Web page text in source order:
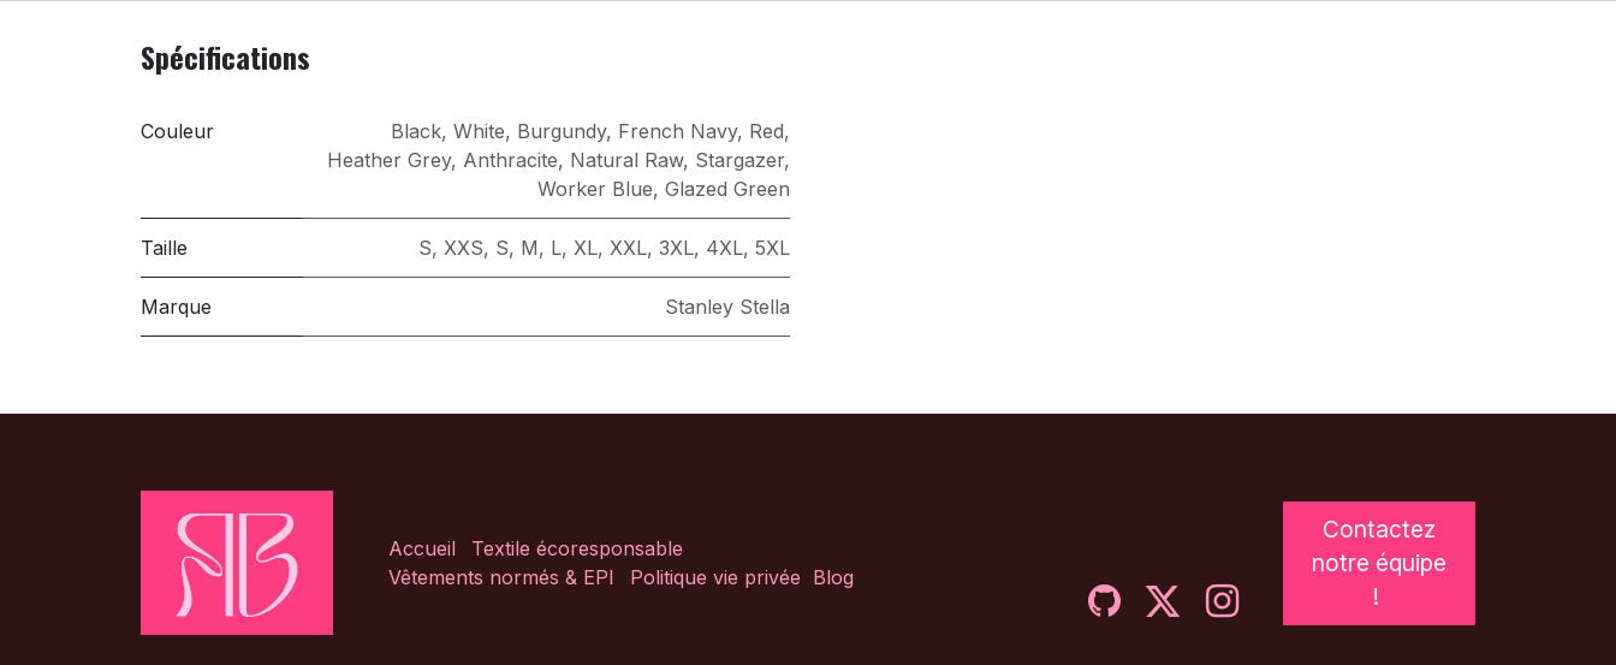
Spécifications
Couleur Black, White, Burgundy, French Navy, Red,
Heather Grey, Anthracite, Natural Raw, Stargazer,
Worker Blue, Glazed Green
Taille S, XXS, S, M, L, XL, XXL, 3XL, 4XL, 5XL
Marque Stanley Stella
Accueil
Textile écoresponsable
Vêtements normés & EPI
Politique vie privée Blog
Contactez
notre équipe
!